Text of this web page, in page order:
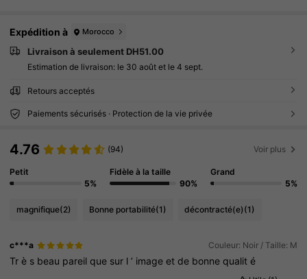
Expédition à Morocco
Livraison à seulement DH51.00
Estimation de livraison: le 30 août et le 4 sept.
Retours acceptés
Paiements sécurisés · Protection de la vie privée
4.76 (94) Voir plus
Petit
5%
Fidèle à la taille
90%
Grand
5%
magnifique(2) Bonne portabilité(1) décontracté(e)(1)
c***a Couleur: Noir / Taille: M
Trè s beau pareilque sur l’ imageetde bonnequalité